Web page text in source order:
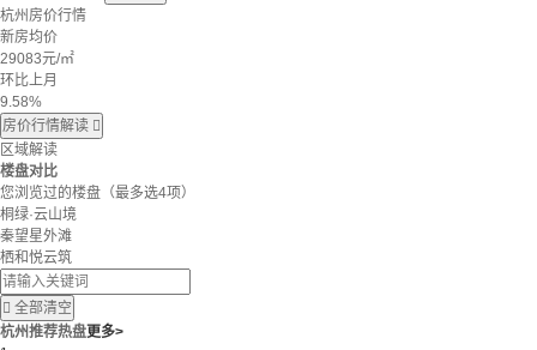
杭州房价行情
新房均价
29083元/㎡
环比上月
9.58%
房价行情解读 
区域解读
楼盘对比
您浏览过的楼盘 （最多选4项）
桐绿·云山境
秦望星外滩
栖和悦云筑
 全部清空
杭州推荐热盘更多>